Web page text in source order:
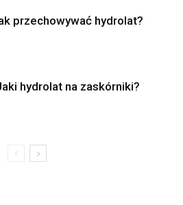
przechowywać hydrolat?
hydrolat na zaskórniki?